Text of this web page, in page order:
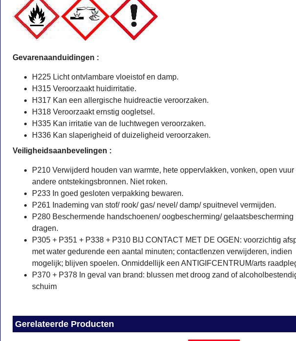
Gevarenaanduidingen :
H225 Licht ontvlambare vloeistof en damp.
H315 Veroorzaakt huidirritatie.
H317 Kan een allergische huidreactie veroorzaken.
H318 Veroorzaakt ernstig oogletsel.
H335 Kan irritatie van de luchtwegen veroorzaken.
H336 Kan slaperigheid of duizeligheid veroorzaken.
Veiligheidsaanbevelingen :
P210 Verwijderd houden van warmte, hete oppervlakken, vonken, open vuur
andere ontstekingsbronnen. Niet roken.
P233 In goed gesloten verpakking bewaren.
P261 Inademing van stof/ rook/ gas/ nevel/ damp/ spuitnevel vermijden.
P280 Beschermende handschoenen/ oogbescherming/ gelaatsbescherming
dragen.
P305 + P351 + P338 + P310 BIJ CONTACT MET DE OGEN: voorzichtig
met water gedurende een aantal minuten; contactlenzen verwijderen, indien
mogelijk; blijven spoelen. Onmiddellijk een ANTIGIFCENTRUM/arts
P370 + P378 In geval van brand: blussen met droog zand of
schuim
Gerelateerde Producten